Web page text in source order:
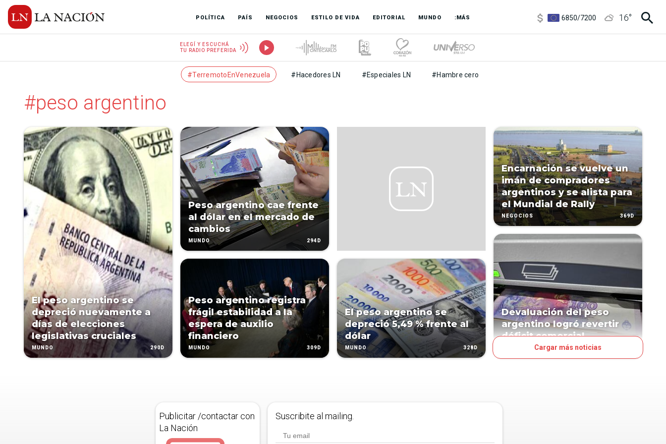
POLÍTICA PAÍS NEGOCIOS ESTILO DE VIDA EDITORIAL MUNDO :MÁS
6850/7200
16°
ELEGÍ Y ESCUCHÁ
TU RADIO PREFERIDA
#TerremotoEnVenezuela #Hacedores LN #Especiales LN #Hambre cero
#peso argentino
El peso argentino se
depreció nuevamente a
días de elecciones
legislativas cruciales
MUNDO 290D
Peso argentino cae frente
al dólar en el mercado de
cambios
MUNDO 294D
Peso argentino registra
frágil estabilidad a la
espera de auxilio
financiero
MUNDO 309D
El peso argentino se
depreció 5,49 % frente al
dólar
MUNDO 328D
Encarnación se vuelve un
imán de compradores
argentinos y se alista para
el Mundial de Rally
NEGOCIOS 369D
Devaluación del peso
argentino logró revertir
déficit comercial
Cargar más noticias
Publicitar /contactar con
La Nación
Suscribite al mailing.